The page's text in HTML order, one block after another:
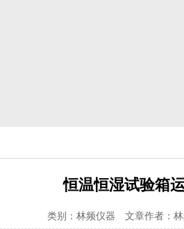
恒温恒湿试验箱
类别：林频仪器 文章作者：